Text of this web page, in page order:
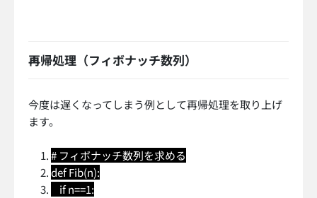
再帰処理（フィボナッチ数列）
今度は遅くなってしまう例として再帰処理を取り上げ
ます。
# フィボナッチ数列を求める
def Fib(n):
if n==1: